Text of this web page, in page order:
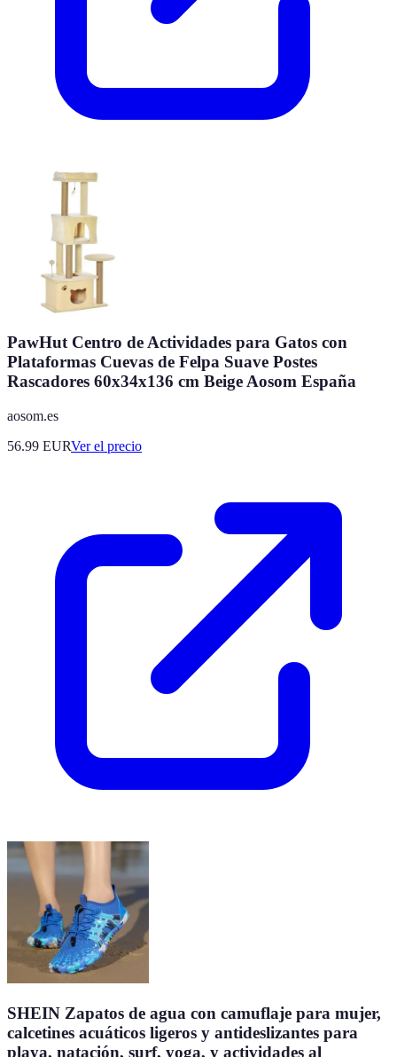
PawHut Centro de Actividades para Gatos con
Plataformas Cuevas de Felpa Suave Postes
Rascadores 60x34x136 cm Beige Aosom España
aosom.es
56.99 EURVer el precio
SHEIN Zapatos de agua con camuflaje para mujer,
calcetines acuáticos ligeros y antideslizantes para
playa, natación, surf, yoga, y actividades al